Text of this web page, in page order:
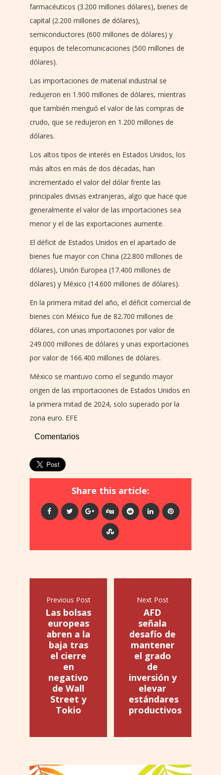
farmacéuticos (3.200 millones dólares), bienes de
capital (2.200 millones de dólares),
semiconductores (600 millones de dólares) y
equipos de telecomunicaciones (500 millones de
dólares).
Las importaciones de material industrial se
redujeron en 1.900 millones de dólares, mientras
que también menguó el valor de las compras de
crudo, que se redujeron en 1.200 millones de
dólares.
Los altos tipos de interés en Estados Unidos, los
más altos en más de dos décadas, han
incrementado el valor del dólar frente las
principales divisas extranjeras, algo que hace que
generalmente el valor de las importaciones sea
menor y el de las exportaciones aumente.
El déficit de Estados Unidos en el apartado de
bienes fue mayor con China (22.800 millones de
dólares), Unión Europea (17.400 millones de
dólares) y México (14.600 millones de dólares).
En la primera mitad del año, el déficit comercial de
bienes con México fue de 82.700 millones de
dólares, con unas importaciones por valor de
249.000 millones de dólares y unas exportaciones
por valor de 166.400 millones de dólares.
México se mantuvo como el segundo mayor
origen de las importaciones de Estados Unidos en
la primera mitad de 2024, solo superado por la
zona euro. EFE
Comentarios
Share this article:
Previous Post
Las bolsas
europeas
abren a la
baja tras
el cierre
en
negativo
de Wall
Street y
Tokio
Next Post
AFD
señala
desafío de
mantener
el grado
de
inversión y
elevar
estándares
productivos